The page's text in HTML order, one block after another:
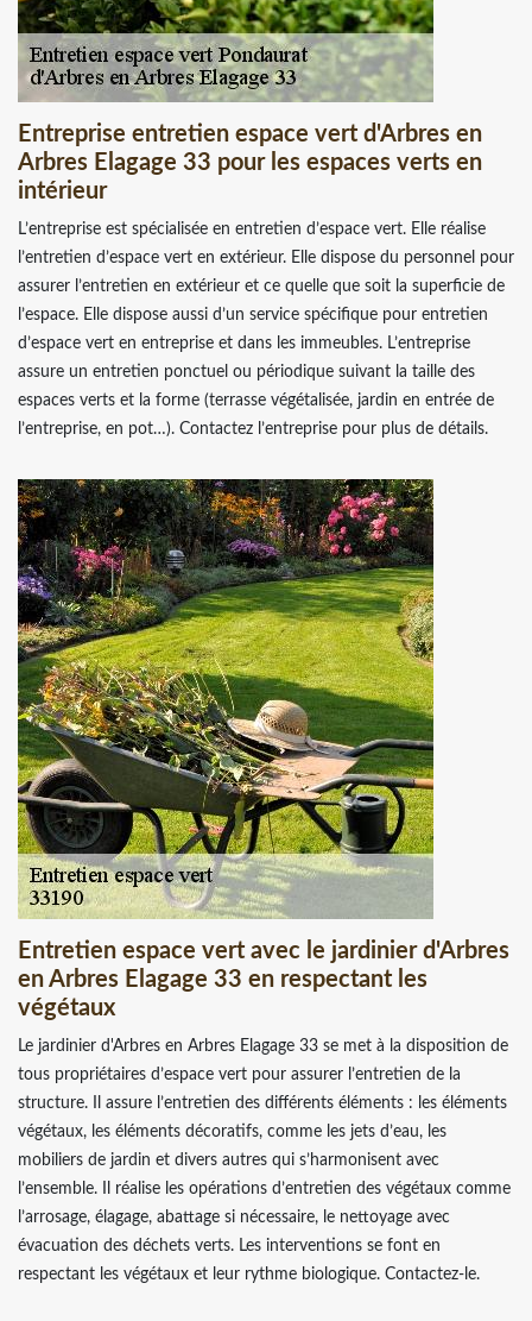
Entreprise entretien espace vert d'Arbres en
Arbres Elagage 33 pour les espaces verts en
intérieur
L’entreprise est spécialisée en entretien d’espace vert. Elle réalise
l’entretien d’espace vert en extérieur. Elle dispose du personnel pour
assurer l’entretien en extérieur et ce quelle que soit la superficie de
l’espace. Elle dispose aussi d’un service spécifique pour entretien
d’espace vert en entreprise et dans les immeubles. L’entreprise
assure un entretien ponctuel ou périodique suivant la taille des
espaces verts et la forme (terrasse végétalisée, jardin en entrée de
l’entreprise, en pot…). Contactez l’entreprise pour plus de détails.
Entretien espace vert avec le jardinier d'Arbres
en Arbres Elagage 33 en respectant les
végétaux
Le jardinier d'Arbres en Arbres Elagage 33 se met à la disposition de
tous propriétaires d’espace vert pour assurer l’entretien de la
structure. Il assure l’entretien des différents éléments : les éléments
végétaux, les éléments décoratifs, comme les jets d’eau, les
mobiliers de jardin et divers autres qui s’harmonisent avec
l’ensemble. Il réalise les opérations d’entretien des végétaux comme
l’arrosage, élagage, abattage si nécessaire, le nettoyage avec
évacuation des déchets verts. Les interventions se font en
respectant les végétaux et leur rythme biologique. Contactez-le.